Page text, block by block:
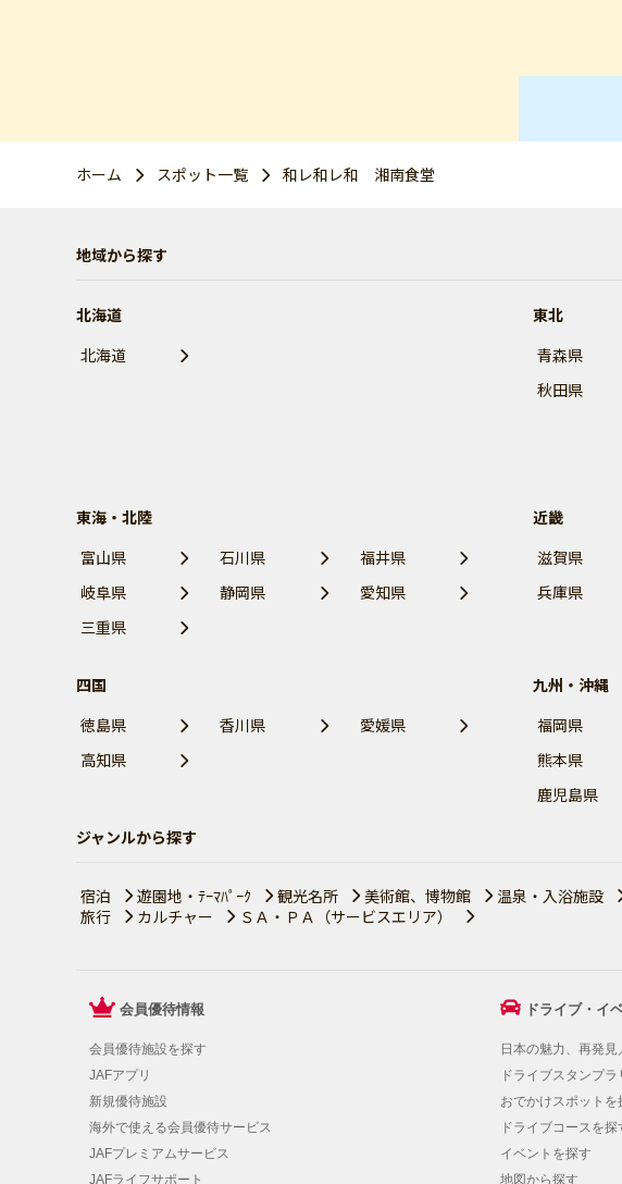
ホーム スポット一覧 和レ和レ和 湘南食堂
地域から探す
北海道
北海道
東北
青森県
秋田県
東海・北陸
富山県
石川県
福井県
岐阜県
静岡県
愛知県
三重県
近畿
滋賀県
兵庫県
四国
徳島県
香川県
愛媛県
高知県
九州・沖縄
福岡県
熊本県
鹿児島県
ジャンルから探す
宿泊 遊園地・ﾃｰﾏﾊﾟｰｸ 観光名所 美術館、博物館 温泉・入浴施設
旅行
カルチャー ＳＡ・ＰＡ（サービスエリア）
会員優待情報
会員優待施設を探す
JAFアプリ
新規優待施設
海外で使える会員優待サービス
JAFプレミアムサービス
JAFライフサポート
ドライブ・イ
日本の魅力、再発
ドライブスタンプラ
おでかけスポットを
ドライブコースを探
イベントを探す
地図から探す